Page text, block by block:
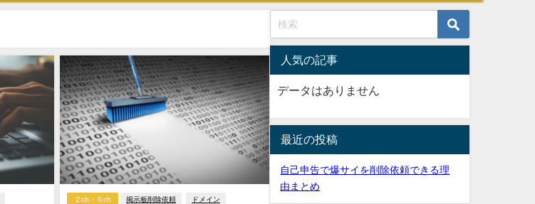
２ch・５ch 掲示板削除依頼 ドメイン
人気の記事
データはありません
最近の投稿
自己申告で爆サイを削除依頼できる理
由まとめ